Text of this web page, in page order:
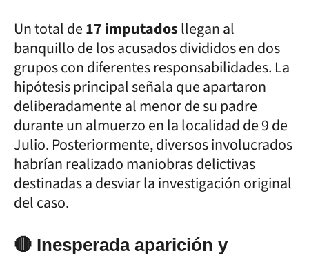
Un total de17 imputadosllegan al
banquillo de los acusados divididos en dos
grupos con diferentes responsabilidades. La
hipótesis principal señala que apartaron
deliberadamente al menor de su padre
durante un almuerzo en la localidad de 9 de
Julio. Posteriormente, diversos involucrados
habrían realizado maniobras delictivas
destinadas a desviar la investigación original
del caso.
🔴 Inesperada aparición y